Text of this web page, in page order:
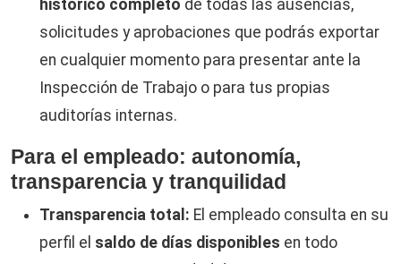
histórico completo de todas las ausencias,
solicitudes y aprobaciones que podrás exportar
en cualquier momento para presentar ante la
Inspección de Trabajo o para tus propias
auditorías internas.
Para el empleado: autonomía,
transparencia y tranquilidad
Transparencia total: El empleado consulta en su
perfil el saldo de días disponibles en todo